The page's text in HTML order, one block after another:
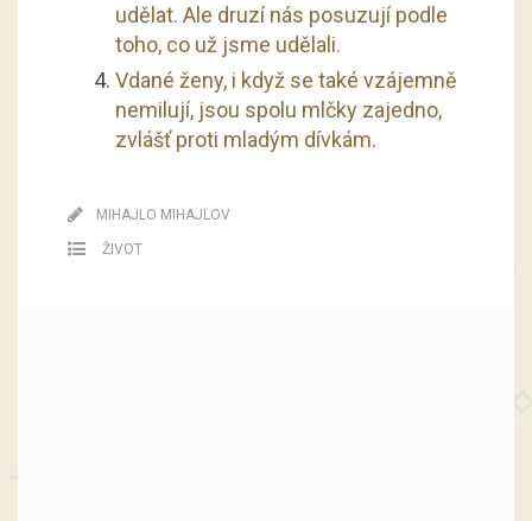
udělat. Ale druzí nás posuzují podle
toho, co už jsme udělali.
Vdané ženy, i když se také vzájemně
nemilují, jsou spolu mlčky zajedno,
zvlášť proti mladým dívkám.
MIHAJLO MIHAJLOV
ŽIVOT